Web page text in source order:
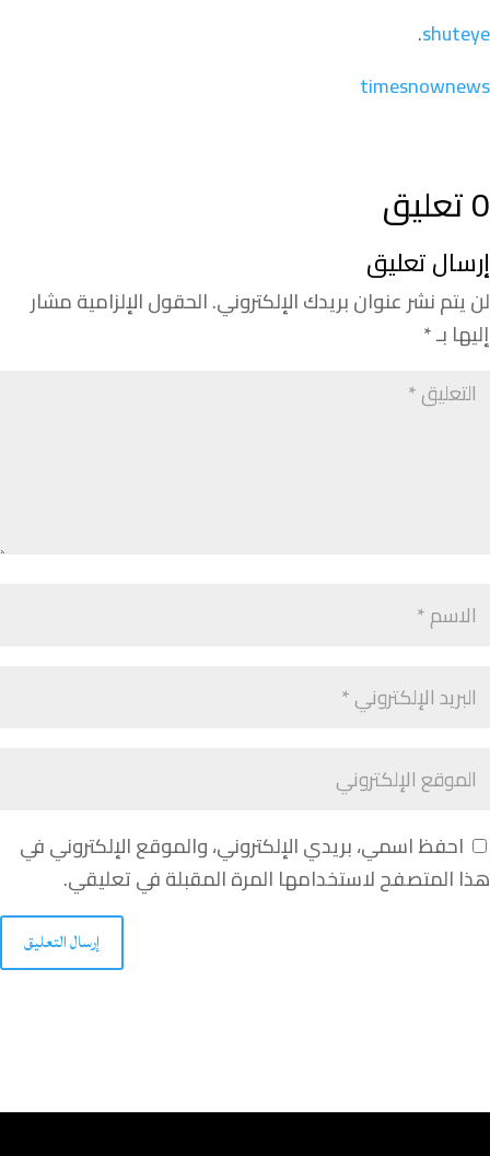
shuteye
.
timesnownews
0 تعليق
إرسال تعليق
لن يتم نشر عنوان بريدك الإلكتروني.الحقول الإلزامية مشار
إليها بـ*
احفظ اسمي، بريدي الإلكتروني، والموقع الإلكتروني في
هذا المتصفح لاستخدامها المرة المقبلة في تعليقي.
إرسال التعليق